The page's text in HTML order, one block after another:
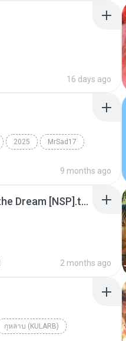
16 days ago
2025 MrSad17
9 months ago
Tomodachi Life Living the Dream [NSP].torrent
2 months ago
กุหลาบ (KULARB)